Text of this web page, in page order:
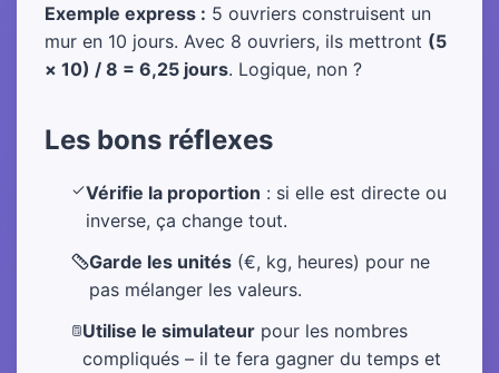
Exemple express : 5 ouvriers construisent un
mur en 10 jours. Avec 8 ouvriers, ils mettront (5
× 10) / 8 = 6,25 jours. Logique, non ?
Les bons réflexes
Vérifie la proportion : si elle est directe ou
inverse, ça change tout.
Garde les unités(€, kg, heures) pour ne
pas mélanger les valeurs.
Utilise le simulateur pour les nombres
compliqués – il te fera gagner du temps et